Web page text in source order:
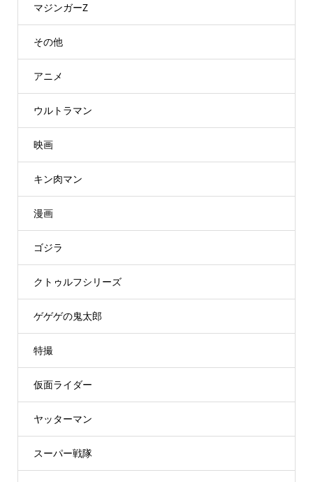
マジンガーZ
その他
アニメ
ウルトラマン
映画
キン肉マン
漫画
ゴジラ
クトゥルフシリーズ
ゲゲゲの鬼太郎
特撮
仮面ライダー
ヤッターマン
スーパー戦隊